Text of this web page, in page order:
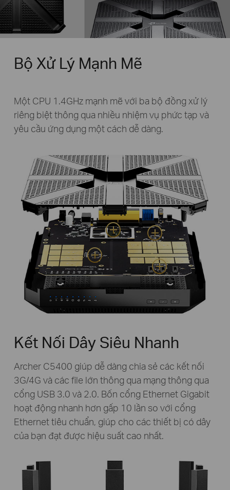
Bộ Xử Lý Mạnh Mẽ
Một CPU 1.4GHz mạnh mẽ với ba bộ đồng xử lý
riêng biệt thông qua nhiều nhiệm vụ phức tạp và
yêu cầu ứng dụng một cách dễ dàng.
Kết Nối Dây Siêu Nhanh
Archer C5400 giúp dễ dàng chia sẻ các kết nối
3G/4G và các file lớn thông qua mạng thông qua
cổng USB 3.0 và 2.0. Bốn cổng Ethernet Gigabit
hoạt động nhanh hơn gấp 10 lần so với cổng
Ethernet tiêu chuẩn, giúp cho các thiết bị có dây
của bạn đạt được hiệu suất cao nhất.